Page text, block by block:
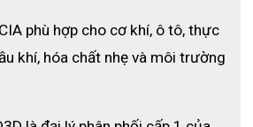
ăn, vệ sinh chuồng trại
tay 9300 thích hợp cho cả
phù hợp cho cơ khí, ô tô, thực
khí, hóa chất nhẹ và môi trường